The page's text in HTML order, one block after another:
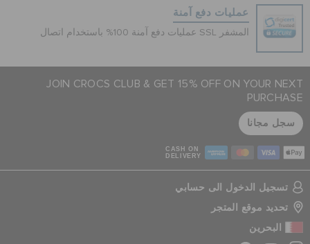
عمليات دفع آمنة
عمليات دفع آمنة 100% باستخدام اتصال SSL المشفر
JOIN CROCS CLUB & GET 15% OFF ON YOUR NEXT
PURCHASE
سجل مجانا
CASH ON
DELIVERY
تسجيل الدخول الى حسابي
تحديد موقع المتجر
البحرين